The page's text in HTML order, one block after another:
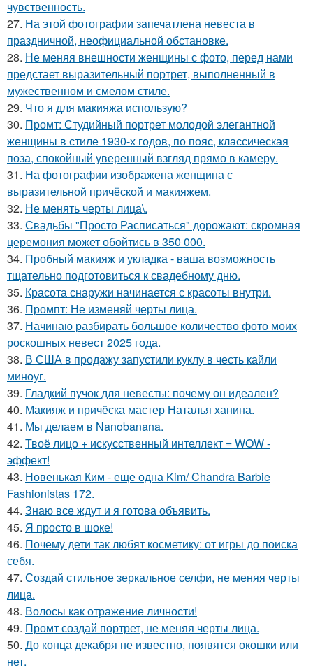
чувственность.
27. На этой фотографии запечатлена невеста в
праздничной, неофициальной обстановке.
28. Не меняя внешности женщины с фото, перед нами
предстает выразительный портрет, выполненный в
мужественном и смелом стиле.
29. Что я для макияжа использую?
30. Промт: Студийный портрет молодой элегантной
женщины в стиле 1930-х годов, по пояс, классическая
поза, спокойный уверенный взгляд прямо в камеру.
31. На фотографии изображена женщина с
выразительной причёской и макияжем.
32. Не менять черты лица\.
33. Свадьбы "Просто Расписаться" дорожают: скромная
церемония может обойтись в 350 000.
34. Пробный макияж и укладка - ваша возможность
тщательно подготовиться к свадебному дню.
35. Красота снаружи начинается с красоты внутри.
36. Промпт: Не изменяй черты лица.
37. Начинаю разбирать большое количество фото моих
роскошных невест 2025 года.
38. В США в продажу запустили куклу в честь кайли
миноуг.
39. Гладкий пучок для невесты: почему он идеален?
40. Макияж и причёска мастер Наталья ханина.
41. Мы делаем в Nanobanana.
42. Твоё лицо + искусственный интеллект = WOW -
эффект!
43. Новенькая Ким - еще одна Kim/ Chandra Barbie
Fashionistas 172.
44. Знаю все ждут и я готова объявить.
45. Я просто в шоке!
46. Почему дети так любят косметику: от игры до поиска
себя.
47. Создай стильное зеркальное селфи, не меняя черты
лица.
48. Волосы как отражение личности!
49. Промт создай портрет, не меняя черты лица.
50. До конца декабря не известно, появятся окошки или
нет.